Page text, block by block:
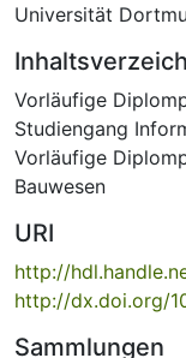
Universität
Vorläufige
Studiengang
Vorläufige
Bauwesen
URI
http://
http://dx.doi.org/
Sammlungen